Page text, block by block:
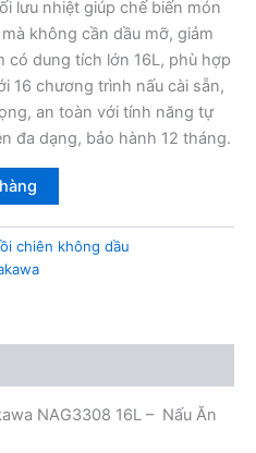
lưu nhiệt giúp chế biến món
không cần dầu mỡ, giảm
có dung tích lớn 16L, phù hợp
16 chương trình nấu cài sẵn,
an toàn với tính năng tự
đa dạng, bảo hành 12 tháng.
chiên không dầu
NAG3308 16L – Nấu Ăn